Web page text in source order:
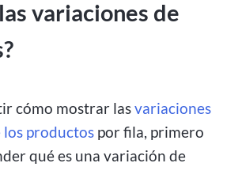
variaciones de
cómo mostrar lasvariaciones
productos por fila, primero
qué es una variación de